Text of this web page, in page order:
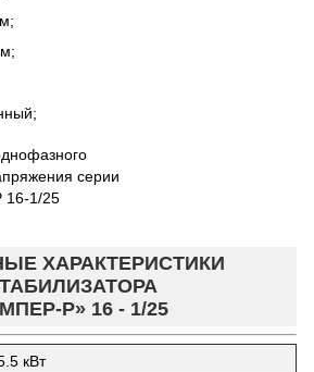
ХАРАКТЕРИСТИКИ
Р» 16 - 1/25
кВт